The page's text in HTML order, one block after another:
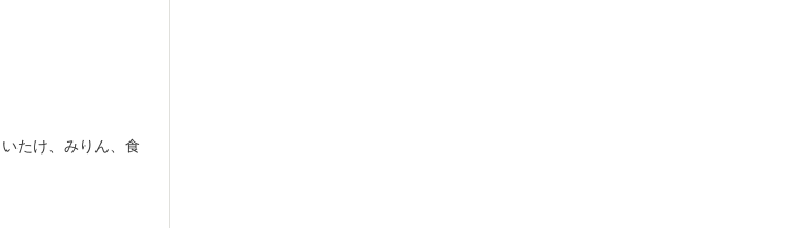
たけ、みりん、食